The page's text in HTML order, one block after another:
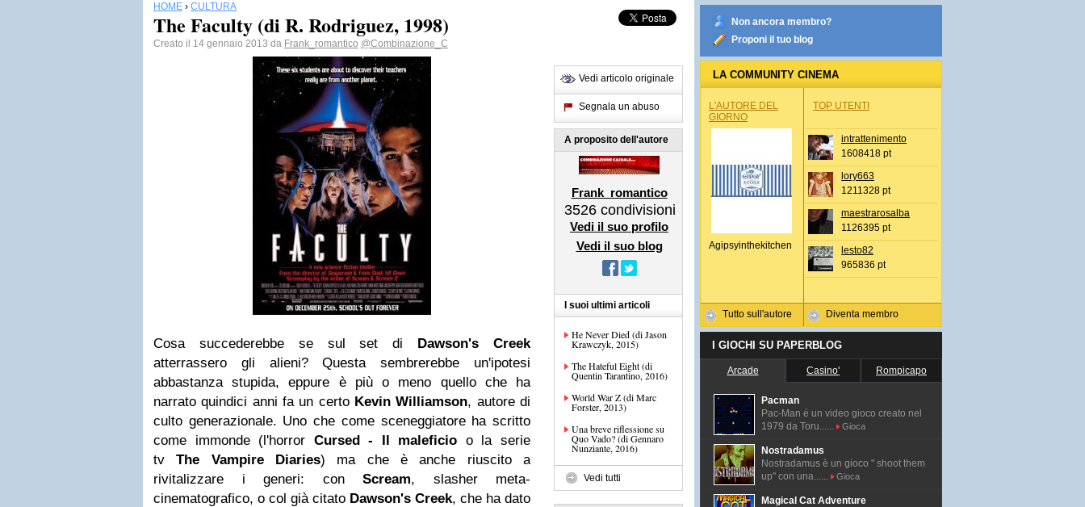
HOME › CULTURA
The Faculty (di R. Rodriguez, 1998)
Creato il 14 gennaio 2013 da Frank_romantico @Combinazione_C
Cosa succederebbe se sul set di Dawson's Creek
atterrassero gli alieni? Questa sembrerebbe un'ipotesi
abbastanza stupida, eppure è più o meno quello che ha
narrato quindici anni fa un certo Kevin Williamson, autore di
culto generazionale. Uno che come sceneggiatore ha scritto
come immonde (l'horror Cursed - Il maleficio o la serie
tvThe Vampire Diaries) ma che è anche riuscito a
rivitalizzare i generi: con Scream, slasher meta-
cinematografico, o col già citato Dawson's Creek, che ha dato
Vedi articolo originale
Segnala un abuso
A proposito dell'autore
Frank_romantico
3526 condivisioni
Vedi il suo profilo
Vedi il suo blog
I suoi ultimi articoli
He Never Died (di Jason
Krawczyk, 2015)
The Hateful Eight (di
Quentin Tarantino, 2016)
World War Z (di Marc
Forster, 2013)
Una breve riflessione su
Quo Vado? (di Gennaro
Nunziante, 2016)
Vedi tutti
Non ancora membro?
Proponi il tuo blog
LA COMMUNITY CINEMA
L'AUTORE DEL
GIORNO
Agipsyinthekitchen
Tutto sull'autore
TOP UTENTI
intrattenimento
1608418 pt
lory663
1211328 pt
maestrarosalba
1126395 pt
lesto82
965836 pt
Diventa membro
I GIOCHI SU PAPERBLOG
Arcade Casino' Rompicapo
Pacman
Pac-Man é un video gioco creato nel
1979 da Toru......
Gioca
Nostradamus
Nostradamus è un gioco " shoot them
up" con una......
Gioca
Magical Cat Adventure